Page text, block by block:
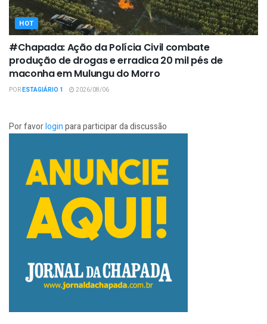
HOT
#Chapada: Ação da Polícia Civil combate
produção de drogas e erradica 20 mil pés de
maconha em Mulungu do Morro
PORESTAGIÁRIO 1 2026/08/06
Por favorloginpara participar da discussão